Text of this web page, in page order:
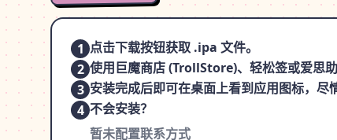
1 点击下载按钮获取 .ipa 文件。
2 使用巨魔商店 (TrollStore)、轻松签或爱思
3 安装完成后即可在桌面上看到应用图标，尽
4 不会安装？
暂未配置联系方式